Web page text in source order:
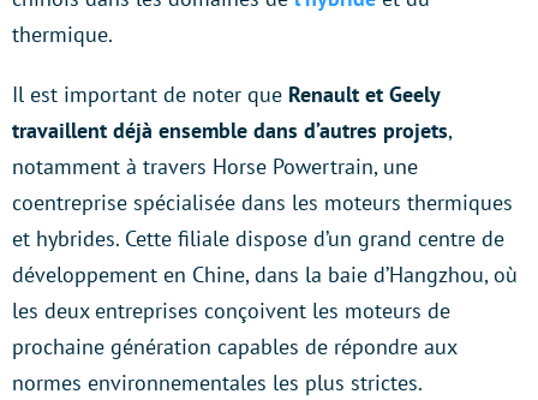
thermique.
Il est important de noter que Renault et Geely
travaillent déjà ensemble dans d’autres projets,
notamment à travers Horse Powertrain, une
coentreprise spécialisée dans les moteurs thermiques
et hybrides. Cette filiale dispose d’un grand centre de
développement en Chine, dans la baie d’Hangzhou, où
les deux entreprises conçoivent les moteurs de
prochaine génération capables de répondre aux
normes environnementales les plus strictes.